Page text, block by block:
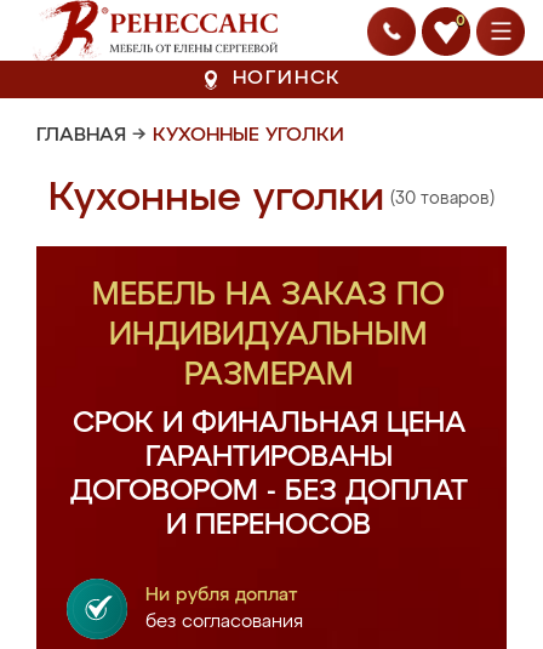
0
НОГИНСК
ГЛАВНАЯ → КУХОННЫЕ УГОЛКИ
Кухонные уголки (30 товаров)
МЕБЕЛЬ НА ЗАКАЗ ПО
ИНДИВИДУАЛЬНЫМ
РАЗМЕРАМ
СРОК И ФИНАЛЬНАЯ ЦЕНА
ГАРАНТИРОВАНЫ
ДОГОВОРОМ - БЕЗ ДОПЛАТ
И ПЕРЕНОСОВ
Ни рубля доплат
без согласования